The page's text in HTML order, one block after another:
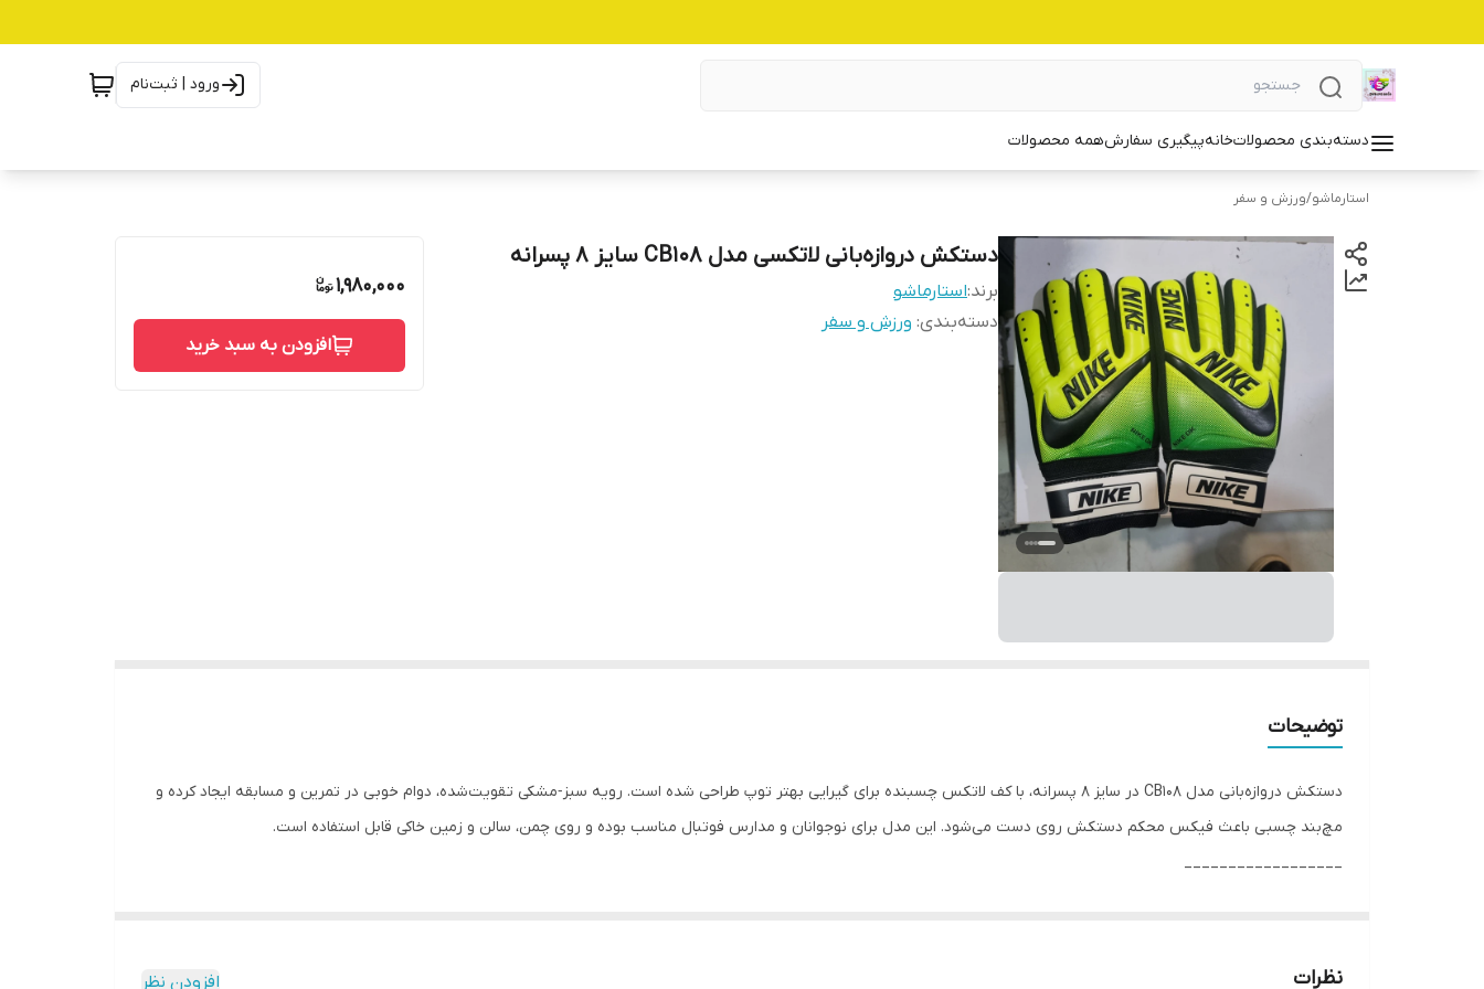
ورود | ثبت‌نام
دسته‌بندی محصولاتخانهپیگیری سفارشهمه محصولات
استارماشو/ورزش و سفر
دستکش دروازه‌بانی لاتکسی مدل CB108 سایز ۸ پسرانه
برند:استارماشو
دسته‌بندی: ورزش و سفر
1,980,000
افزودن به سبد خرید
توضیحات
دستکش دروازه‌بانی مدل CB108 در سایز ۸ پسرانه، با کف لاتکس چسبنده برای گیرایی بهتر توپ طراحی شده است. رویه سبز‑مشکی تقویت‌شده، دوام خوبی در تمرین و مسابقه ایجاد کرده و
مچ‌بند چسبی باعث فیکس محکم دستکش روی دست می‌شود. این مدل برای نوجوانان و مدارس فوتبال مناسب بوده و روی چمن، سالن و زمین خاکی قابل استفاده است.
__________________
● کافیست در اینترنت و فضای مجازی نامِ
نظرات افزودن نظر